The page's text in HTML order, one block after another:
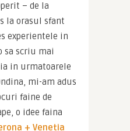
– de la
la orasul sfant
experientele in
sa scriu mai
in urmatoarele
mi-am adus
faine de
o idee faina